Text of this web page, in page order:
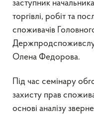
заступник
торгівлі, робіт та
споживачів
Олена Федорова.
Під час семінару
захисту прав
основі аналізу